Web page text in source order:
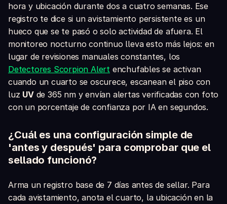
hora y ubicación durante dos a cuatro semanas. Ese
registro te dice si un avistamiento persistente es un
hueco que se te pasó o solo actividad de afuera. El
monitoreo nocturno continuo lleva esto más lejos: en
lugar de revisiones manuales constantes, los
Detectores Scorpion Alert enchufables se activan
cuando un cuarto se oscurece, escanean el piso con
luz UVde 365 nm y envían alertas verificadas con foto
con un porcentaje de confianza por IA en segundos.
¿Cuál es una configuración simple de
'antes y después' para comprobar que el
sellado funcionó?
Arma un registro base de 7 días antes de sellar. Para
cada avistamiento, anota el cuarto, la ubicación en la